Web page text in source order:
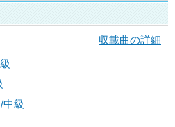
収載曲の詳細
/中級